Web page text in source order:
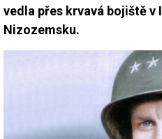
vedla přes krvavá bojiště v
Nizozemsku.